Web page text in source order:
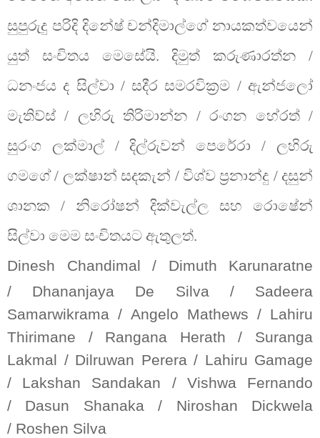
සුපුරුදු පරිදි දිනේෂ් චන්දිමාල්ගේ නායකත්වයෙන්
යුත් සංචිතය මෙසේයි. දිමුත් කරුණාරත්න /
ධනංජය ද සිල්වා / සදීර සමරවික්‍රම / ඇන්ජලෝ
මැතිව්ස් / ලහිරු තිරිමාන්න / රංගන හේරත් /
සුරංග ලක්මාල් / දිල්රුවන් පෙරේරා / ලහිරු
ගමගේ / ලක්ෂාන් සදකැන් / විශ්ව ප්‍රනාන්දු / දසුන්
ශානක / නිරෝෂන් දික්වැල්ල සහ රොෂේන්
සිල්වා මෙම සංචිතයට ඇතුලත්.
Dinesh Chandimal / Dimuth Karunaratne
/ Dhananjaya De Silva / Sadeera
Samarwikrama / Angelo Mathews / Lahiru
Thirimane / Rangana Herath / Suranga
Lakmal / Dilruwan Perera / Lahiru Gamage
/ Lakshan Sandakan / Vishwa Fernando
/ Dasun Shanaka / Niroshan Dickwela
/ Roshen Silva